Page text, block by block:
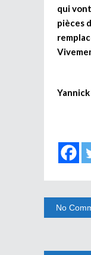
qui vont
pièces
Yannick
No